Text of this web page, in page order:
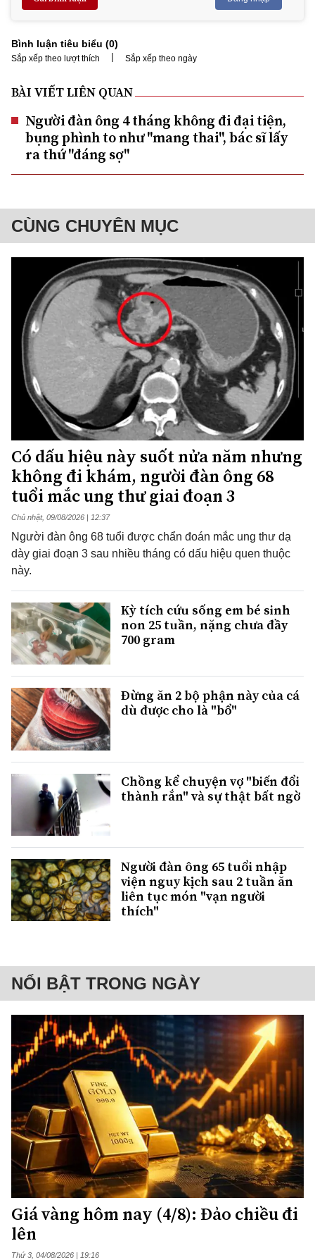
Bình luận tiêu biểu (0)
Sắp xếp theo lượt thích | Sắp xếp theo ngày
BÀI VIẾT LIÊN QUAN
Người đàn ông 4 tháng không đi đại tiện,
bụng phình to như "mang thai", bác sĩ lấy
ra thứ "đáng sợ"
CÙNG CHUYÊN MỤC
Có dấu hiệu này suốt nửa năm nhưng
không đi khám, người đàn ông 68
tuổi mắc ung thư giai đoạn 3
Chủ nhật, 09/08/2026 | 12:37
Người đàn ông 68 tuổi được chẩn đoán mắc ung thư dạ
dày giai đoạn 3 sau nhiều tháng có dấu hiệu quen thuộc
này.
Kỳ tích cứu sống em bé sinh
non 25 tuần, nặng chưa đầy
700 gram
Đừng ăn 2 bộ phận này của cá
dù được cho là "bổ"
Chồng kể chuyện vợ "biến đổi
thành rắn" và sự thật bất ngờ
Người đàn ông 65 tuổi nhập
viện nguy kịch sau 2 tuần ăn
liên tục món "vạn người
thích"
NỔI BẬT TRONG NGÀY
Giá vàng hôm nay (4/8): Đảo chiều đi
lên
Thứ 3, 04/08/2026 | 19:16